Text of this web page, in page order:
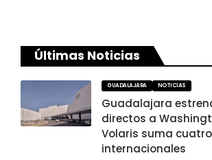
Últimas Noticias
GUADALAJARA NOTICIAS
Guadalajara
directos a
Volaris suma
internacionales